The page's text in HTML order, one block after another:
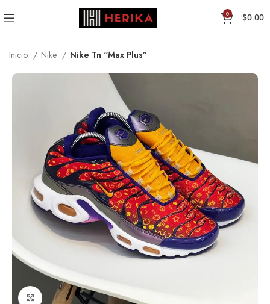
0 $0.00
Inicio Nike Nike Tn “Max Plus”
Click to enlarge